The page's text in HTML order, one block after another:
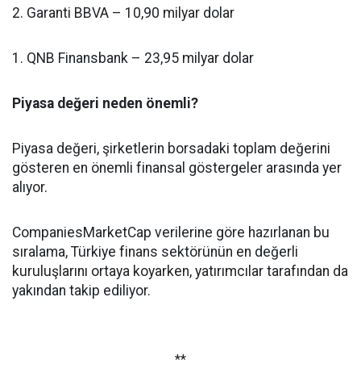
2. Garanti BBVA – 10,90 milyar dolar
1. QNB Finansbank – 23,95 milyar dolar
Piyasa değeri neden önemli?
Piyasa değeri, şirketlerin borsadaki toplam değerini
gösteren en önemli finansal göstergeler arasında yer
alıyor.
CompaniesMarketCap verilerine göre hazırlanan bu
sıralama, Türkiye finans sektörünün en değerli
kuruluşlarını ortaya koyarken, yatırımcılar tarafından da
yakından takip ediliyor.
**